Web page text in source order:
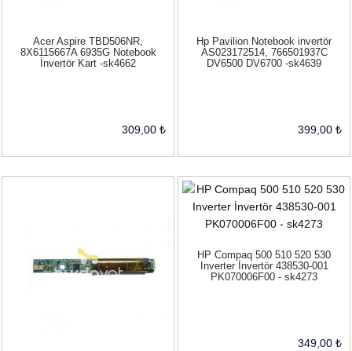
Acer Aspire TBD506NR,
8X6115667A 6935G Notebook
İnvertör Kart -sk4662
309,00 ₺
Hp Pavilion Notebook invertör
AS023172514, 766501937C
DV6500 DV6700 -sk4639
399,00 ₺
HP Compaq 500 510 520 530
Inverter İnvertör 438530-001
PK070006F00 - sk4273
349,00 ₺